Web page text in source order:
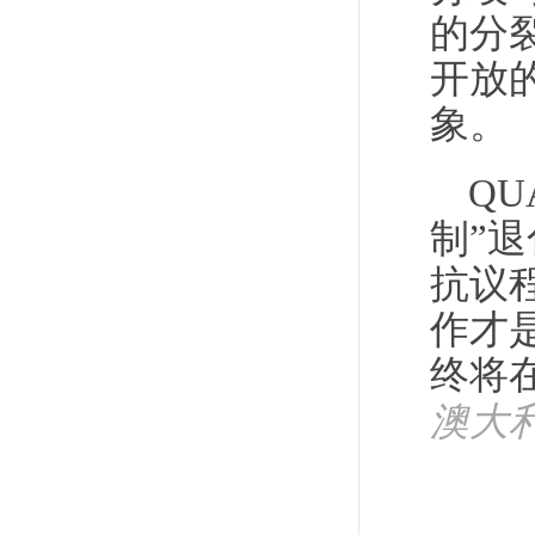
的分
开放
象。
制”
抗议
作才
终将
澳大